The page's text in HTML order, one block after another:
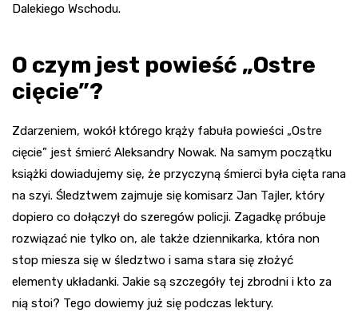
Dalekiego Wschodu.
O czym jest powieść „Ostre
cięcie”?
Zdarzeniem, wokół którego krąży fabuła powieści „Ostre
cięcie” jest śmierć Aleksandry Nowak. Na samym początku
książki dowiadujemy się, że przyczyną śmierci była cięta rana
na szyi. Śledztwem zajmuje się komisarz Jan Tajler, który
dopiero co dołączył do szeregów policji. Zagadkę próbuje
rozwiązać nie tylko on, ale także dziennikarka, która non
stop miesza się w śledztwo i sama stara się złożyć
elementy układanki. Jakie są szczegóły tej zbrodni i kto za
nią stoi? Tego dowiemy już się podczas lektury.